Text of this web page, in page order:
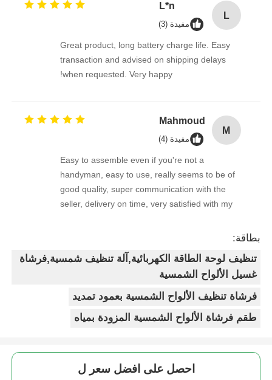
L
L*n
مفيدة (3)
Great product, long battery charge life. Easy
transaction and advised on shipping delays
when requested. Very happy!
M
Mahmoud
مفيدة (4)
Easy to assemble even if you're not a
handyman, easy to use, really seems to be of
good quality, super communication with the
seller, delivery on time, very satisfied with my
بطاقة:
تنظيف لوحة الطاقة الكهربائية,آلة تنظيف شمسية,فرشاة
غسيل الألواح الشمسية
فرشاة تنظيف الألواح الشمسية بعمود تمديد
طقم فرشاة الألواح الشمسية المزودة بمياه
احصل على افضل سعر ل